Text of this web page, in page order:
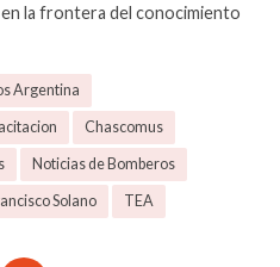
la frontera del conocimiento
Argentina
Chascomus
Noticias de Bomberos
Solano TEA